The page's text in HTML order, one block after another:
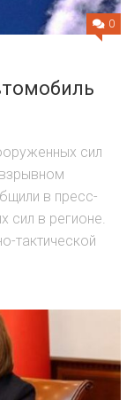
0
сил
в пресс-
сил в регионе.
тактической